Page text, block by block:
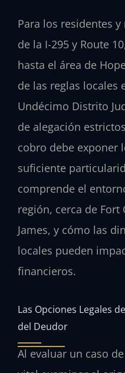
Para los residentes
de la I-295 y Route 10
hasta el área de
de las reglas locales
Undécimo Distrito
de alegación
cobro debe exponer
suficiente
comprende el
región, cerca de Fort
James, y cómo las
locales pueden
financieros.
Las Opciones Legales
del Deudor
Al evaluar un caso